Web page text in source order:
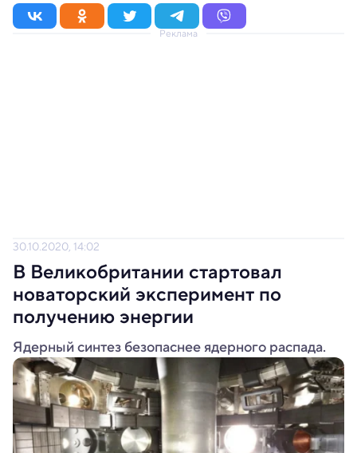
Реклама
30.10.2020, 14:02
В Великобритании стартовал
новаторский эксперимент по
получению энергии
Ядерный синтез безопаснее ядерного распада.